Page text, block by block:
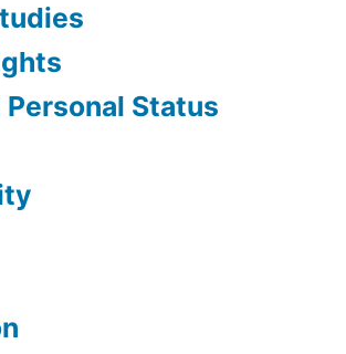
Personal Status